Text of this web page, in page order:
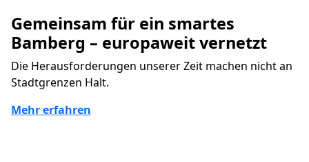
Gemeinsam für ein smartes
Bamberg – europaweit vernetzt
Die Herausforderungen unserer Zeit machen nicht an
Stadtgrenzen Halt.
Mehr erfahren